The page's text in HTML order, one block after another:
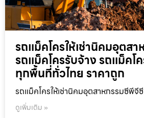
รถแม็คโครให้เช่านิคมอุตส
รถแม็คโครรับจ้าง รถแม็คโค
ทุกพื้นที่ทั่วไทย ราคาถูก
รถแม็คโครให้เช่านิคมอุตสาหกรรมซีพีจี
ดูเพิ่มเติม »